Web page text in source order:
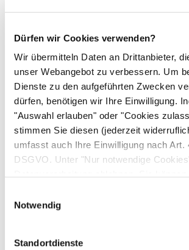
Dürfen wir Cookies verwenden?
Wir übermitteln Daten an Drittanbieter,
unser Webangebot zu verbessern. Um
Dienste zu den aufgeführten Zwecken
dürfen, benötigen wir Ihre Einwilligung.
"Auswahl erlauben" oder "Cookies
stimmen Sie diesen (jederzeit
umfasst auch Ihre Einwilligung nach Art.
DSGVO. Unter "Nur notwendige
Notwendig
Standortdienste
Kieselerde als
Kieselerde wird zumeist innerlich
Form von Pulvern, Kapseln oder
nachgesagte Wirkung auf Nägel,
Bindegewebe beruht jedoch nur
Überlieferung – wissenschaftliche
Lebensmittelsicherheit „nicht
Nahrungsergänzungsmitteln